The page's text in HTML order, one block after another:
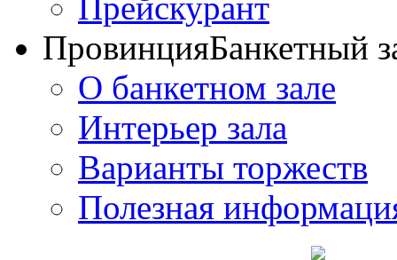
ПровинцияБанкетный
О банкетном зале
Интерьер зала
Варианты торжеств
Полезная